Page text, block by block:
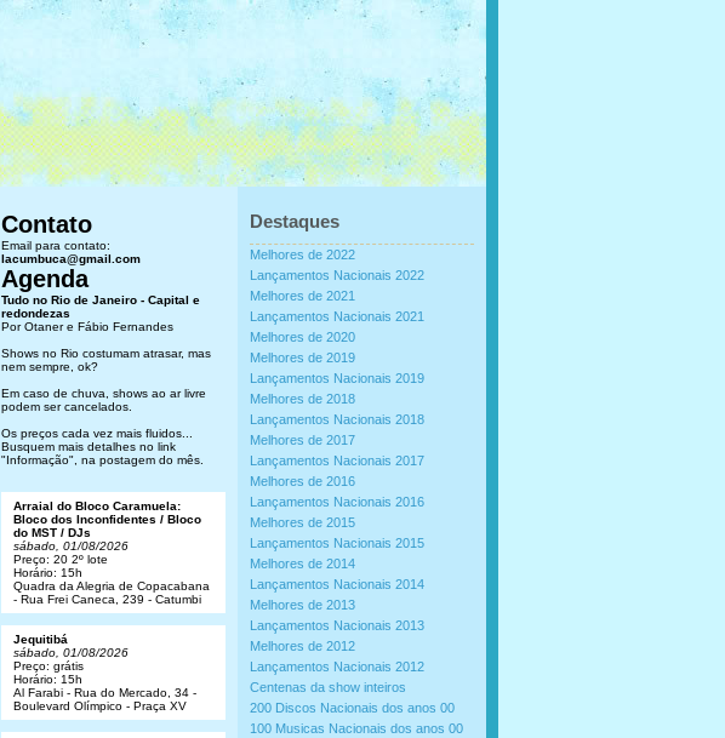
Destaques
Melhores de 2022
Lançamentos Nacionais 2022
Melhores de 2021
Lançamentos Nacionais 2021
Melhores de 2020
Melhores de 2019
Lançamentos Nacionais 2019
Melhores de 2018
Lançamentos Nacionais 2018
Melhores de 2017
Lançamentos Nacionais 2017
Melhores de 2016
Lançamentos Nacionais 2016
Melhores de 2015
Lançamentos Nacionais 2015
Melhores de 2014
Lançamentos Nacionais 2014
Melhores de 2013
Lançamentos Nacionais 2013
Melhores de 2012
Lançamentos Nacionais 2012
Centenas da show inteiros
200 Discos Nacionais dos anos 00
100 Musicas Nacionais dos anos 00
Contato
Email para contato:
lacumbuca@gmail.com
Agenda
Tudo no Rio de Janeiro - Capital e
redondezas
Por Otaner e Fábio Fernandes
Shows no Rio costumam atrasar, mas
nem sempre, ok?
Em caso de chuva, shows ao ar livre
podem ser cancelados.
Os preços cada vez mais fluidos...
Busquem mais detalhes no link
"Informação", na postagem do mês.
Arraial do Bloco Caramuela:
Bloco dos Inconfidentes / Bloco
do MST / DJs
sábado, 01/08/2026
Preço: 20 2º lote
Horário: 15h
Quadra da Alegria de Copacabana
- Rua Frei Caneca, 239 - Catumbi
Jequitibá
sábado, 01/08/2026
Preço: grátis
Horário: 15h
Al Farabi - Rua do Mercado, 34 -
Boulevard Olímpico - Praça XV